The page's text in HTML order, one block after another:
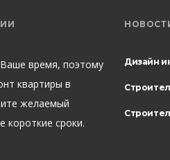
время, поэтому
квартиры в
желаемый
короткие сроки.
Дизайн